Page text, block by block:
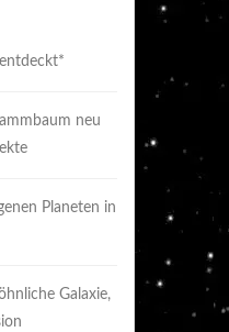
neu
Planeten in
Galaxie,